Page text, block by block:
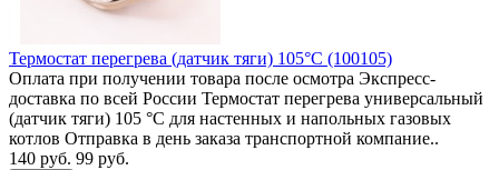
Термостат перегрева (датчик тяги) 105°C (100105)
Оплата при получении товара после осмотра Экспресс-
доставка по всей России Термостат перегрева универсальный
(датчик тяги) 105 °C для настенных и напольных газовых
котлов Отправка в день заказа транспортной компание..
140 руб. 99 руб.